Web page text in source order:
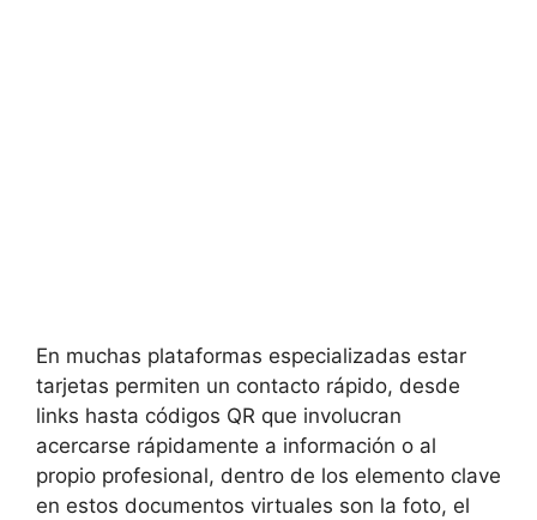
En muchas plataformas especializadas estar
tarjetas permiten un contacto rápido, desde
links hasta códigos QR que involucran
acercarse rápidamente a información o al
propio profesional, dentro de los elemento clave
en estos documentos virtuales son la foto, el